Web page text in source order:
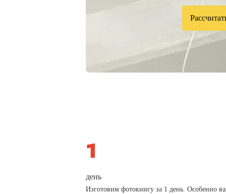
день
Изготовим фотокнигу за 1 день. Особенно